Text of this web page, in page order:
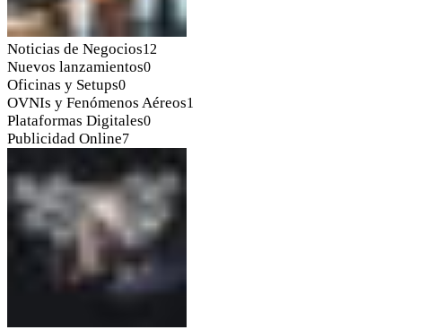
Noticias de Negocios12
Nuevos lanzamientos0
Oficinas y Setups0
OVNIs y Fenómenos Aéreos1
Plataformas Digitales0
Publicidad Online7